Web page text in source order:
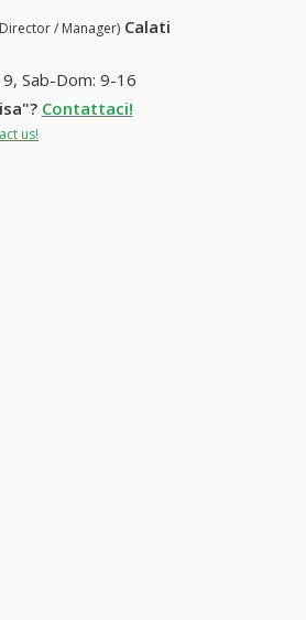
/ Manager) Calati
Sab-Dom: 9-16
Contattaci!
us!